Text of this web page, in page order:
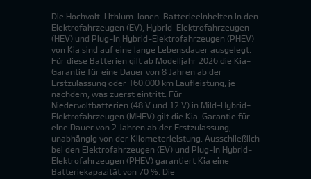
Die Hochvolt-Lithium-Ionen-Batterieeinheiten in den
Elektrofahrzeugen (EV), Hybrid-Elektrofahrzeugen
(HEV) und Plug-in Hybrid-Elektrofahrzeugen (PHEV)
von Kia sind auf eine lange Lebensdauer ausgelegt.
Für diese Batterien gilt ab Modelljahr 2026 die Kia-
Garantie für eine Dauer von 8 Jahren ab der
Erstzulassung oder 160.000 km Laufleistung, je
nachdem, was zuerst eintritt. Für
Niedervoltbatterien (48 V und 12 V) in Mild-Hybrid-
Elektrofahrzeugen (MHEV) gilt die Kia-Garantie für
eine Dauer von 2 Jahren ab der Erstzulassung,
unabhängig von der Kilometerleistung. Ausschließlich
bei den Elektrofahrzeugen (EV) und Plug-in Hybrid-
Elektrofahrzeugen (PHEV) garantiert Kia eine
Batteriekapazität von 70 %. Die